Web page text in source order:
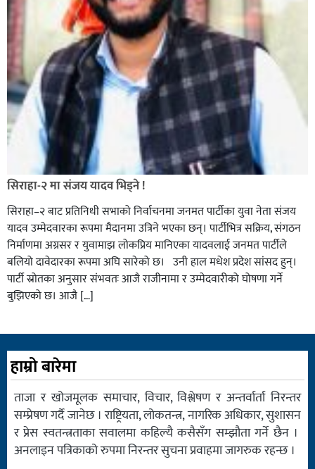
सिराहा-२ मा संजय यादव भिड्ने !
सिराहा–२ बाट प्रतिनिधी सभाको निर्वाचनमा जनमत पार्टीका युवा नेता संजय
यादव उम्मेदवारका रूपमा मैदानमा उत्रिने भएका छन्। पार्टीभित्र सक्रिय, संगठन
निर्माणमा अग्रसर र युवामाझ लोकप्रिय मानिएका यादवलाई जनमत पार्टीले
बलियो दावेदारका रूपमा अघि सारेको छ। उनी हाल मधेश प्रदेश सांसद हुन्।
पार्टी स्रोतका अनुसार संभवतः आजै राजीनामा र उम्मेदवारीको घोषणा गर्ने
बुझिएको छ। आजै […]
हाम्रो बारेमा
ताजा र खोजमूलक समाचार, विचार, विश्लेषण र अन्तर्वार्ता निरन्तर
सम्प्रेषण गर्दै जानेछ । राष्ट्रियता, लोकतन्त्र, नागरिक अधिकार, सुशासन
र प्रेस स्वतन्त्रताका सवालमा कहिल्यै कसैसँग सम्झौता गर्ने छैन ।
अनलाइन पत्रिकाको रुपमा निरन्तर सुचना प्रवाहमा जागरुक रहन्छ ।